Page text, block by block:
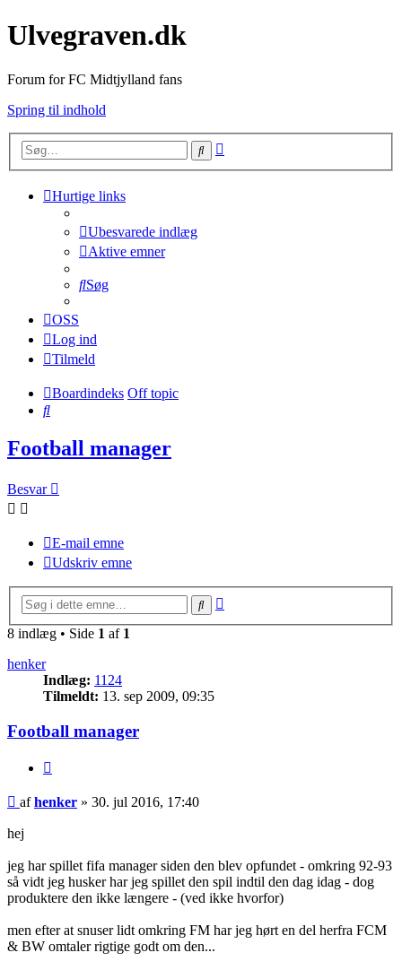
Ulvegraven.dk
Forum for FC Midtjylland fans
Spring til indhold
Søg
Hurtige links
Ubesvarede indlæg
Aktive emner
Søg
OSS
Log ind
Tilmeld
Boardindeks Off topic
Søg
Football manager
Besvar
E-mail emne
Udskriv emne
Søg
8 indlæg • Side 1 af 1
henker
Indlæg: 1124
Tilmeldt: 13. sep 2009, 09:35
Football manager
Indlæg
afhenker » 30. jul 2016, 17:40
hej
jeg har spillet fifa manager siden den blev opfundet - omkring 92-93
så vidt jeg husker har jeg spillet den spil indtil den dag idag - dog
produktere den ikke længere - (ved ikke hvorfor)
men efter at snuser lidt omkring FM har jeg hørt en del herfra FCM
& BW omtaler rigtige godt om den...